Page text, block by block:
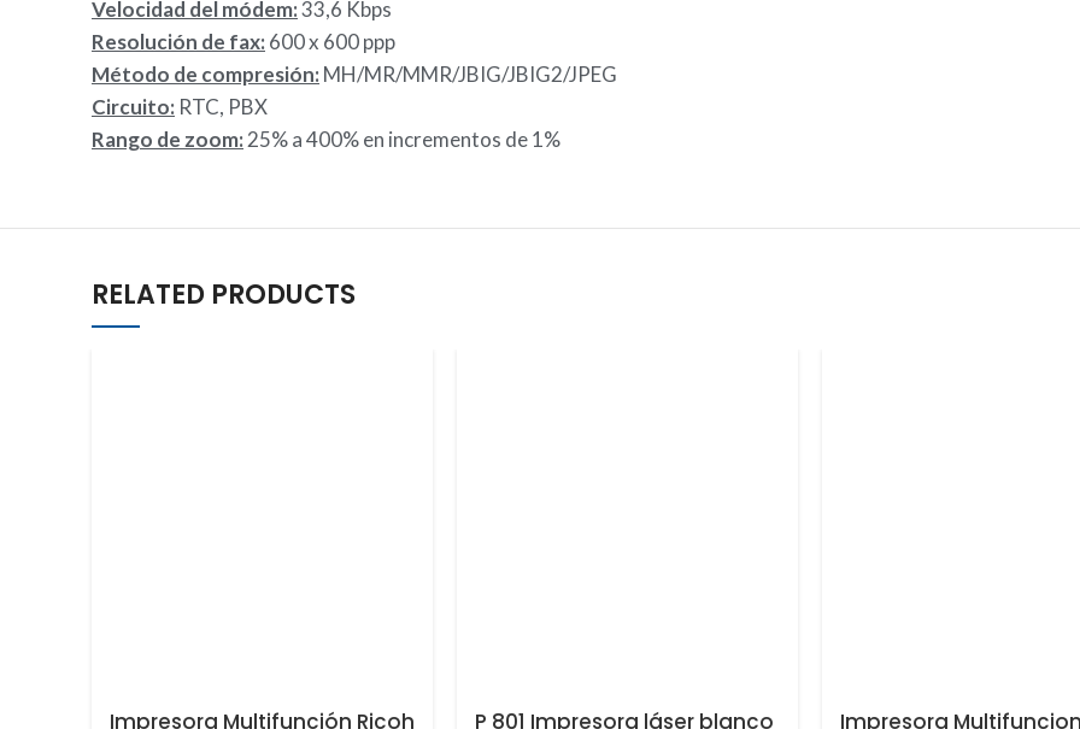
Velocidad del módem:33,6 Kbps
Resolución de fax: 600 x 600 ppp
Método de compresión: MH/MR/MMR/JBIG/JBIG2/JPEG
Circuito: RTC, PBX
Rango de zoom: 25% a 400% en incrementos de 1%
RELATED PRODUCTS
Impresora Multifunción Ricoh
P 801 Impresora láser blanco
Impresora